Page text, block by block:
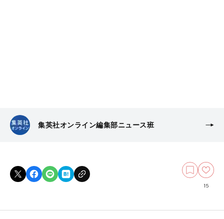
集英社オンライン編集部ニュース班
15